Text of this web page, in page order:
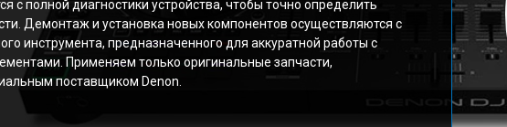
с полной диагностики устройства, чтобы точно определить
Демонтаж и установка новых компонентов осуществляются с
инструмента, предназначенного для аккуратной работы с
Применяем только оригинальные запчасти,
поставщиком Denon.